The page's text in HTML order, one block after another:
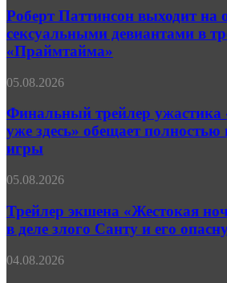
выходит
на
охоту
за
девиантами
трейлере
«Праймтайма»
Роберт Паттинсон выходит на
сексуальными девиантами в
«Праймтайма»
Финальный
ужастика
6:
они
здесь»
полностью
изменить
правила
игры
05.08.2026
Финальный трейлер ужастика
уже здесь» обещает
игры
Трейлер
«Жестокая
ночь 2»
показывает
деле
05.08.2026
Трейлер экшена «Жестокая
в деле злого Санту и его
Несостоявшийся
04.08.2026